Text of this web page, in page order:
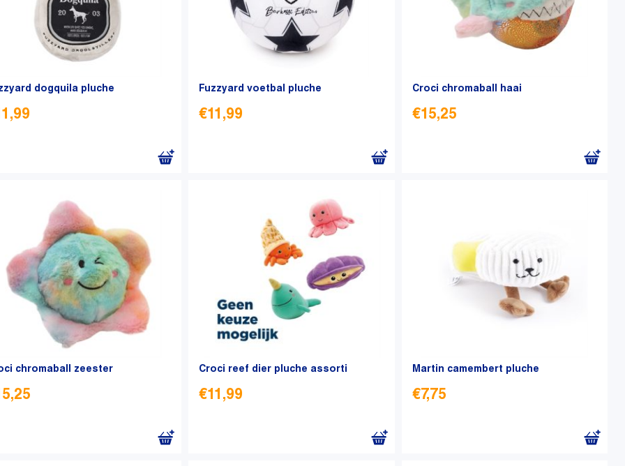
gekozen
dogquila pluche Fuzzyard voetbal pluche
€11,99
Croci chromaball haai
€15,25
chromaball zeester Croci reef dier pluche assorti
€11,99
Martin camembert pluche
€7,75